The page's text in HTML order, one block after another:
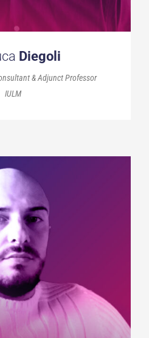
Diegoli
& Adjunct Professor
IULM